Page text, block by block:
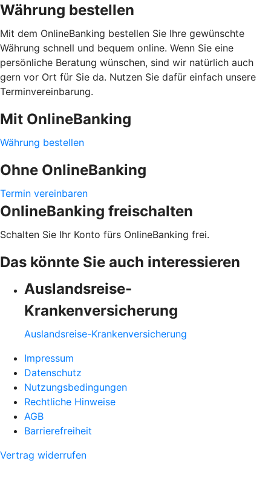
Währung bestellen
Mit dem OnlineBanking bestellen Sie Ihre gewünschte
Währung schnell und bequem online. Wenn Sie eine
persönliche Beratung wünschen, sind wir natürlich auch
gern vor Ort für Sie da. Nutzen Sie dafür einfach unsere
Terminvereinbarung.
Mit OnlineBanking
Währung bestellen
Ohne OnlineBanking
Termin vereinbaren
OnlineBanking freischalten
Schalten Sie Ihr Konto fürs OnlineBanking frei.
Das könnte Sie auch interessieren
Auslandsreise-
Krankenversicherung
Auslandsreise-Krankenversicherung
Impressum
Datenschutz
Nutzungsbedingungen
Rechtliche Hinweise
AGB
Barrierefreiheit
Vertrag widerrufen